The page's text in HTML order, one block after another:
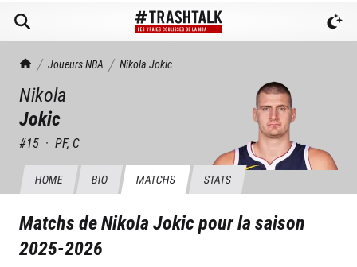
TrashTalk Actu NBA
Joueurs NBA Nikola Jokic
Nikola
Jokic
#15 · PF, C
HOME BIO MATCHS STATS
Matchs deNikola Jokicpour la saison
2025-2026